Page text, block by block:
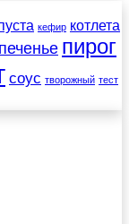
кефир котлета
печенье пирог
соус творожный тест